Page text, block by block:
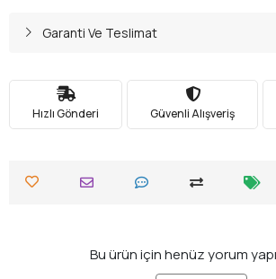
Garanti Ve Teslimat
Hızlı Gönderi Güvenli Alışveriş
Bu ürün için henüz yorum